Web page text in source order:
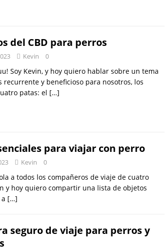
del CBD para perros
Kevin 0
Soy Kevin, y hoy quiero hablar sobre un tema
recurrente y beneficioso para nosotros, los
patas: el […]
para viajar con perro
Kevin 0
a todos los compañeros de viaje de cuatro
y hoy quiero compartir una lista de objetos
[…]
seguro de viaje para perros y